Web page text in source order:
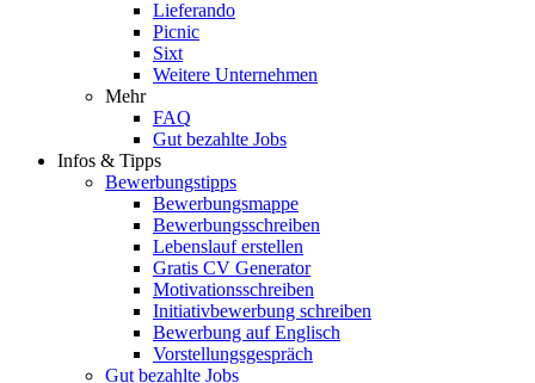
Lieferando
Picnic
Sixt
Weitere Unternehmen
Mehr
FAQ
Gut bezahlte Jobs
Infos & Tipps
Bewerbungstipps
Bewerbungsmappe
Bewerbungsschreiben
Lebenslauf erstellen
Gratis CV Generator
Motivationsschreiben
Initiativbewerbung schreiben
Bewerbung auf Englisch
Vorstellungsgespräch
Gut bezahlte Jobs